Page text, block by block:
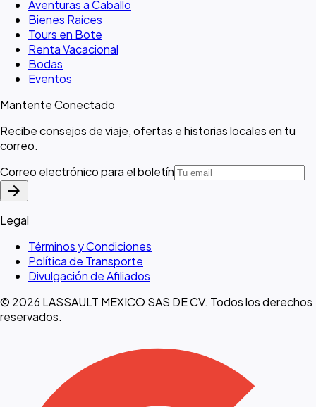
Aventuras a Caballo
Bienes Raíces
Tours en Bote
Renta Vacacional
Bodas
Eventos
Mantente Conectado
Recibe consejos de viaje, ofertas e historias locales en tu
correo.
Correo electrónico para el boletín
arrow_forward
Legal
Términos y Condiciones
Política de Transporte
Divulgación de Afiliados
© 2026 LASSAULT MEXICO SAS DE CV. Todos los derechos
reservados.